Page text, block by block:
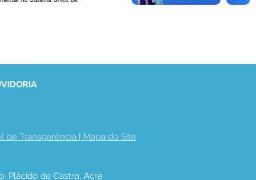
de Transparência | Mapa do Site
Plácido de Castro, Acre